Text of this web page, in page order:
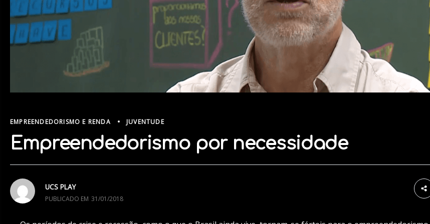
EMPREENDEDORISMO E RENDA JUVENTUDE
Empreendedorismo por necessidade
UCS PLAY
PUBLICADO EM 31/01/2018